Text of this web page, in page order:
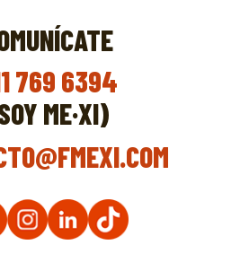
769 6394
ME·XI)